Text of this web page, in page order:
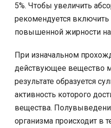
5%. Чтобы увеличить
рекомендуется
повышенной жирности на
При изначальном
действующее вещество
результате образуется
активность которого
вещества.
организма происходит в